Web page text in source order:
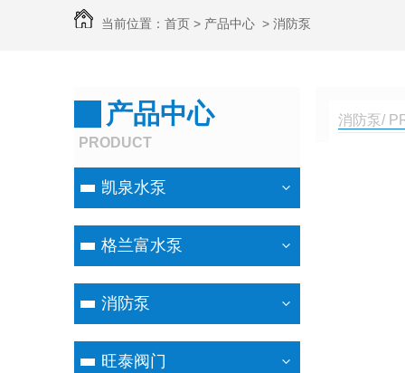
当前位置： 首页 > 产品中心 > 消防泵
产品中心
PRODUCT
凯泉水泵
格兰富水泵
消防泵
旺泰阀门
消防泵/